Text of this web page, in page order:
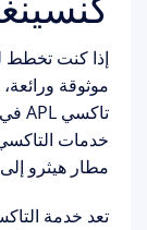
إذا كنت تخطط
موثوقة
خدمات
مطار هيثرو
تعد خدمة